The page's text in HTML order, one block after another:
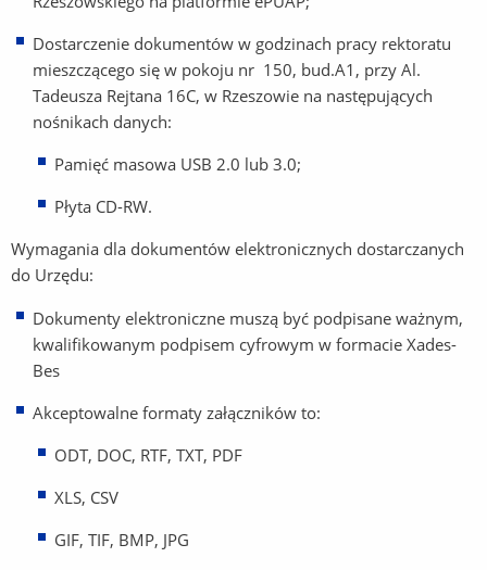
Dostarczenie dokumentów w godzinach pracy rektoratu
mieszczącego się w pokoju nr 150, bud.A1, przy Al.
Tadeusza Rejtana 16C, w Rzeszowie na następujących
nośnikach danych:
Pamięć masowa USB 2.0 lub 3.0;
Płyta CD-RW.
Wymagania dla dokumentów elektronicznych dostarczanych
do Urzędu:
Dokumenty elektroniczne muszą być podpisane ważnym,
kwalifikowanym podpisem cyfrowym w formacie Xades-
Bes
Akceptowalne formaty załączników to:
ODT, DOC, RTF, TXT, PDF
XLS, CSV
GIF, TIF, BMP, JPG